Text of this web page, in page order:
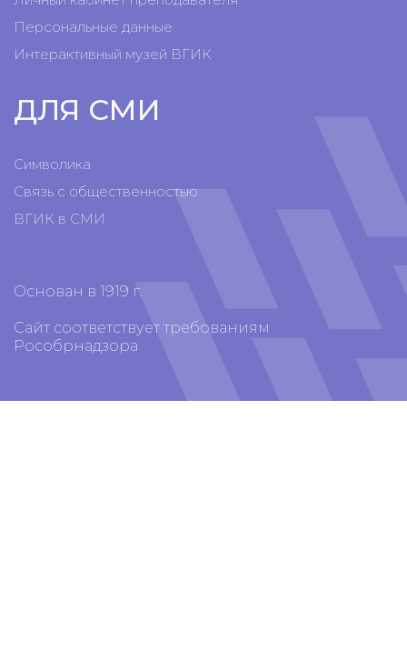
Персональные данные
Интерактивный музей ВГИК
ДЛЯ СМИ
Символика
Связь с общественностью
ВГИК в СМИ
Основан в 1919 г.
Сайт соответствует требованиям
Рособрнадзора